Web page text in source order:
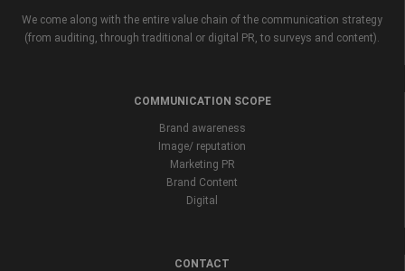
We come along with the entire value chain of the communication strategy
(from auditing, through traditional or digital PR, to surveys and content).
COMMUNICATION SCOPE
Brand awareness
Image/ reputation
Marketing PR
Brand Content
Digital
CONTACT